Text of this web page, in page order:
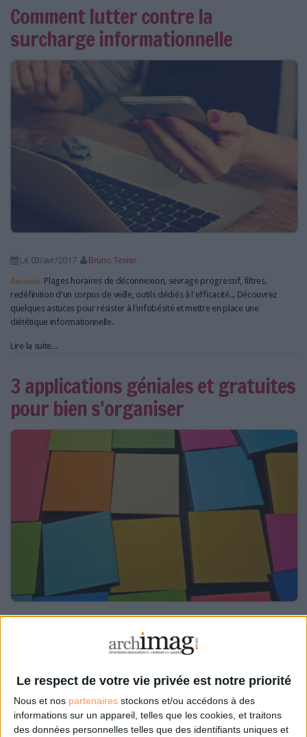
Le respect de votre vie privée est notre priorité
Nous et nos partenaires stockons et/ou accédons à des
informations sur un appareil, telles que les cookies, et traitons
des données personnelles telles que des identifiants uniques et
Comment lutter contre la
surcharge informationnelle
Le 03/avr/2017
Bruno Texier
Abonnés Plages horaires de déconnexion, sevrage progressif, filtres,
redéfinition d'un corpus de veille, outils dédiés à l'efficacité... Découvrez
quelques astuces pour résister à l'infobésité et mettre en place une
diététique informationnelle.
Lire la suite...
3 applications géniales et gratuites
pour bien s'organiser
Difficile de jongler entre les différents projets qu'on vous a confiés ? Vous
gérer efficacement votre vie au bureau et votre vie perso ? Il est révolu, l'âge
de pierre et des milliers de post-it ! Voici...
Lire la suite...